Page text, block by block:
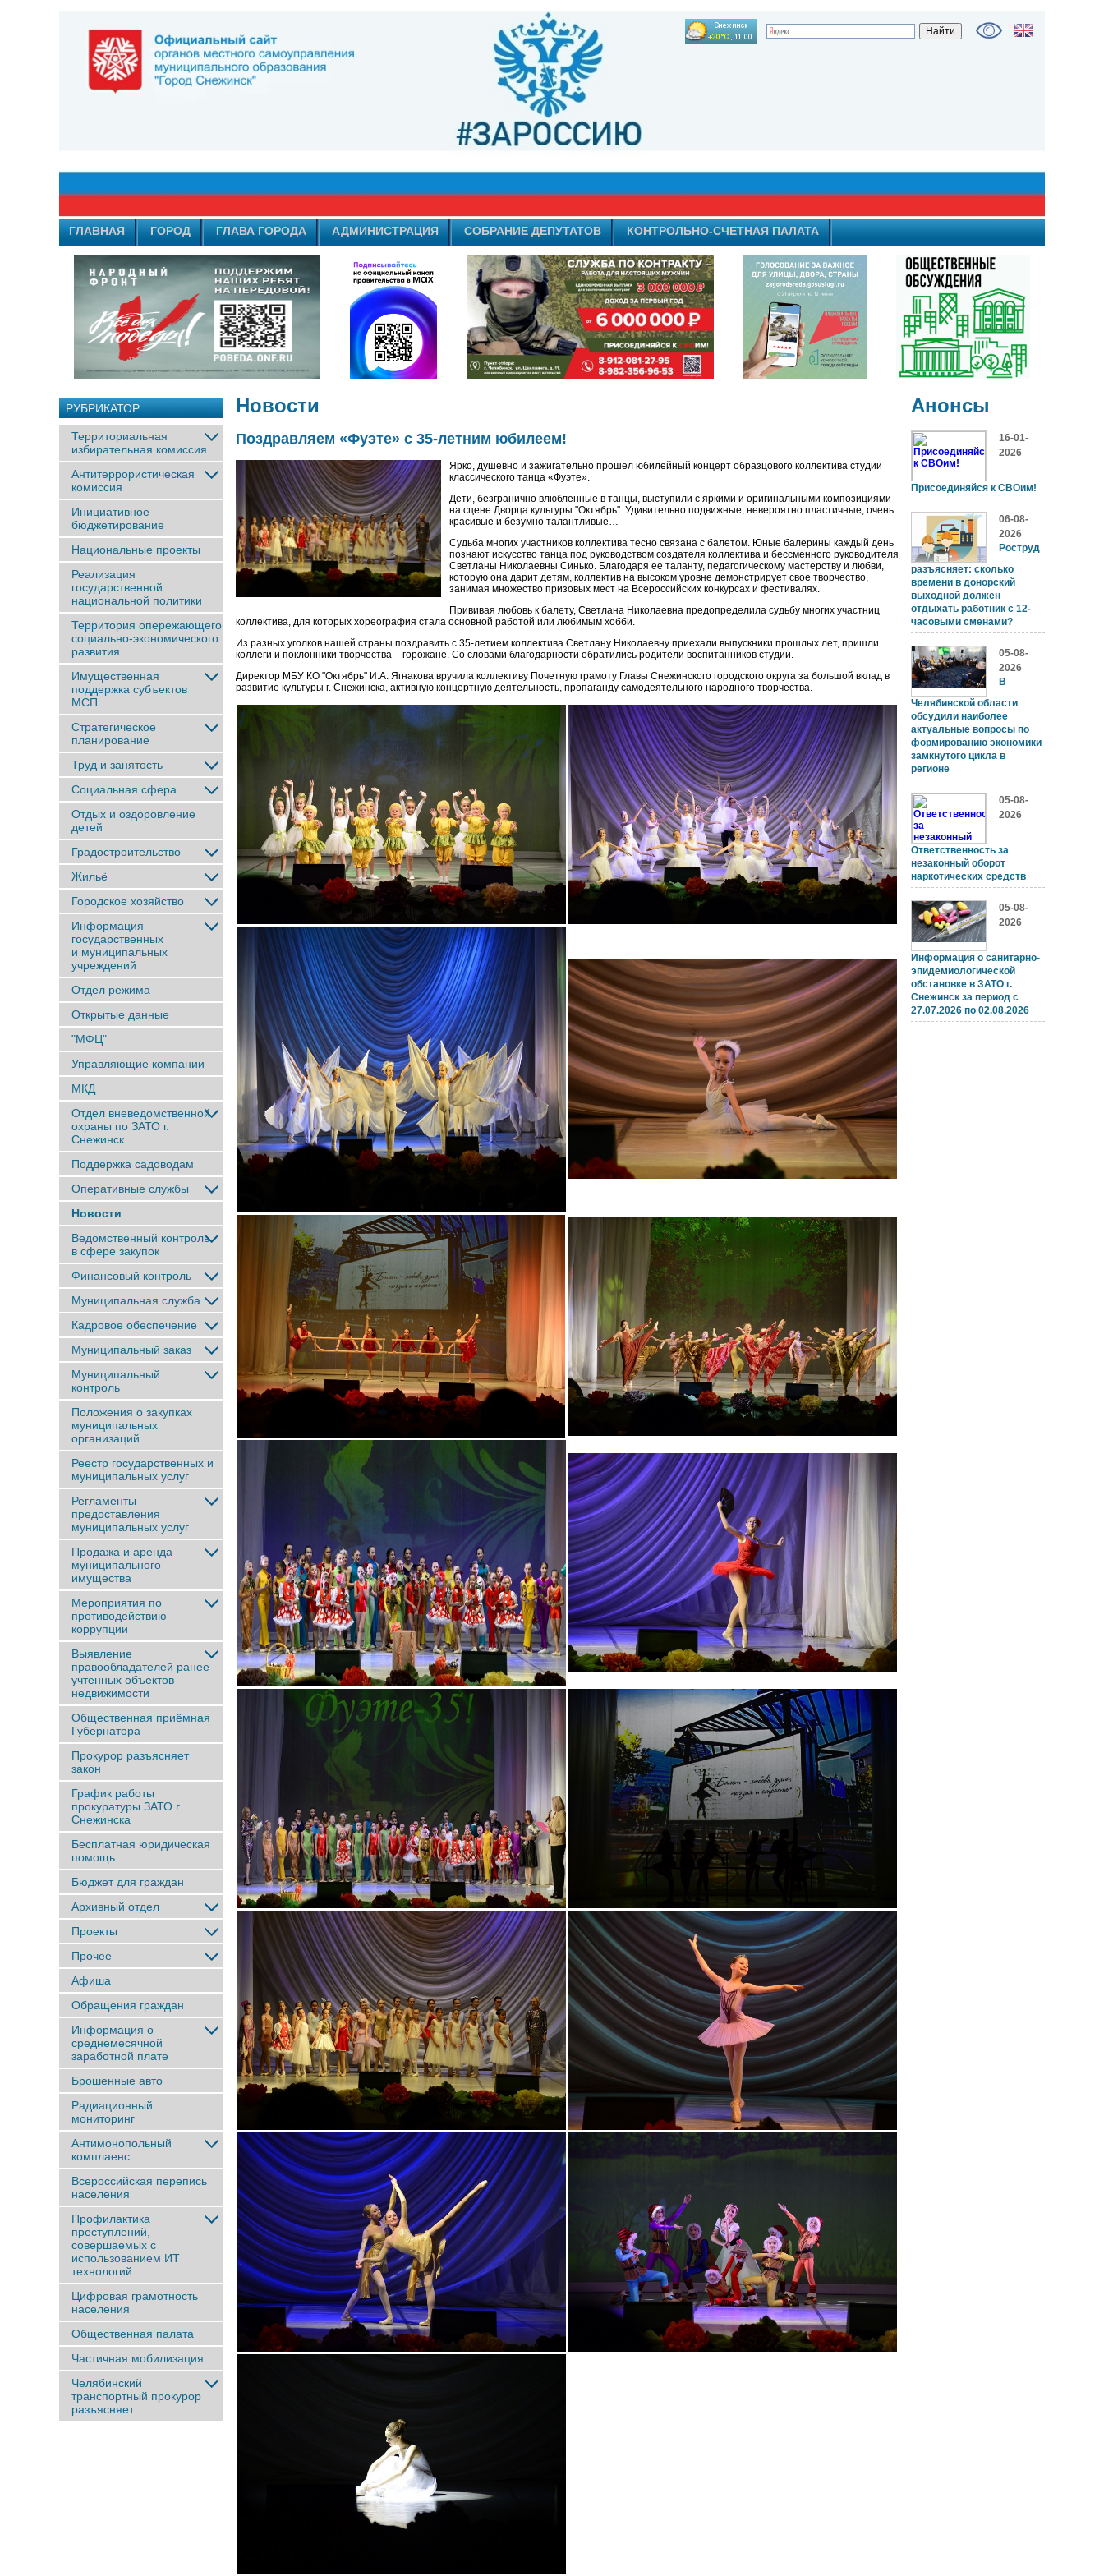
ГЛАВНАЯ ГОРОД ГЛАВА ГОРОДА АДМИНИСТРАЦИЯ СОБРАНИЕ ДЕПУТАТОВ КОНТРОЛЬНО-СЧЕТНАЯ ПАЛАТА
РУБРИКАТОР
Территориальная
избирательная комиссия
Антитеррористическая
комиссия
Инициативное
бюджетирование
Национальные проекты
Реализация
государственной
национальной политики
Территория опережающего
социально-экономического
развития
Имущественная
поддержка субъектов
МСП
Стратегическое
планирование
Труд и занятость
Социальная сфера
Отдых и оздоровление
детей
Градостроительство
Жильё
Городское хозяйство
Информация
государственных
и муниципальных
учреждений
Отдел режима
Открытые данные
"МФЦ"
Управляющие компании
МКД
Отдел вневедомственной
охраны по ЗАТО г.
Снежинск
Поддержка садоводам
Оперативные службы
Новости
Ведомственный контроль
в сфере закупок
Финансовый контроль
Муниципальная служба
Кадровое обеспечение
Муниципальный заказ
Муниципальный
контроль
Положения о закупках
муниципальных
организаций
Реестр государственных и
муниципальных услуг
Регламенты
предоставления
муниципальных услуг
Продажа и аренда
муниципального
имущества
Мероприятия по
противодействию
коррупции
Выявление
правообладателей ранее
учтенныx объектов
недвижимости
Общественная приёмная
Губернатора
Прокурор разъясняет
закон
График работы
прокуратуры ЗАТО г.
Снежинска
Бесплатная юридическая
помощь
Бюджет для граждан
Архивный отдел
Проекты
Прочее
Афиша
Обращения граждан
Информация о
среднемесячной
заработной плате
Брошенные авто
Радиационный
мониторинг
Антимонопольный
комплаенс
Всероссийская перепись
населения
Профилактика
преступлений,
совершаемых с
использованием ИТ
технологий
Цифровая грамотность
населения
Общественная палата
Частичная мобилизация
Челябинский
транспортный прокурор
разъясняет
Новости
Поздравляем «Фуэте» с 35-летним юбилеем!
Ярко, душевно и зажигательно прошел юбилейный концерт образцового коллектива студии
классического танца «Фуэте».
Дети, безгранично влюбленные в танцы, выступили с яркими и оригинальными композициями
на сцене Дворца культуры "Октябрь". Удивительно подвижные, невероятно пластичные, очень
красивые и безумно талантливые…
Судьба многих участников коллектива тесно связана с балетом. Юные балерины каждый день
познают искусство танца под руководством создателя коллектива и бессменного руководителя
Светланы Николаевны Синько. Благодаря ее таланту, педагогическому мастерству и любви,
которую она дарит детям, коллектив на высоком уровне демонстрирует свое творчество,
занимая множество призовых мест на Всероссийских конкурсах и фестивалях.
Прививая любовь к балету, Светлана Николаевна предопределила судьбу многих участниц
коллектива, для которых хореография стала основной работой или любимым хобби.
Из разных уголков нашей страны поздравить с 35-летием коллектива Светлану Николаевну приехали выпускники прошлых лет, пришли
коллеги и поклонники творчества – горожане. Со словами благодарности обратились родители воспитанников студии.
Директор МБУ КО "Октябрь" И.А. Ягнакова вручила коллективу Почетную грамоту Главы Снежинского городского округа за большой вклад в
развитие культуры г. Снежинска, активную концертную деятельность, пропаганду самодеятельного народного творчества.
Анонсы
16-01-
2026
Присоединяйся к СВОим!
06-08-
2026
Роструд
разъясняет: сколько
времени в донорский
выходной должен
отдыхать работник с 12-
часовыми сменами?
05-08-
2026
В
Челябинской области
обсудили наиболее
актуальные вопросы по
формированию экономики
замкнутого цикла в
регионе
05-08-
2026
Ответственность за
незаконный оборот
наркотических средств
05-08-
2026
Информация о санитарно-
эпидемиологической
обстановке в ЗАТО г.
Снежинск за период с
27.07.2026 по 02.08.2026